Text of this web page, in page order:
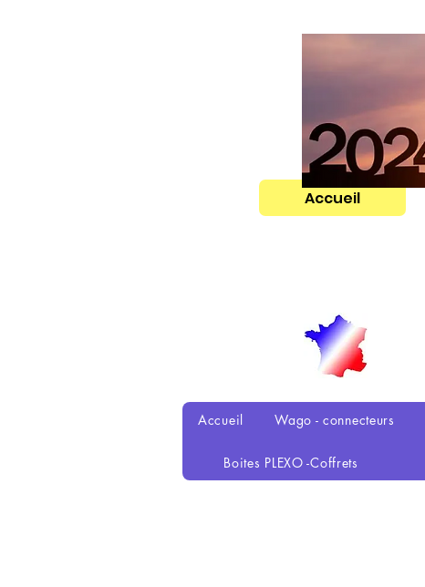
Accueil
Accueil Wago - connecteurs
Boites PLEXO -Coffrets